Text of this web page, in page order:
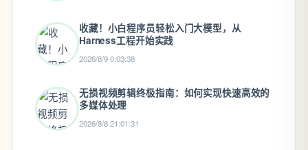
收藏！小白程序员轻松入门大模型，从
Harness工程开始实践
2026/8/9 0:03:38
无损视频剪辑终极指南：如何实现快速高效的
多媒体处理
2026/8/8 21:01:31